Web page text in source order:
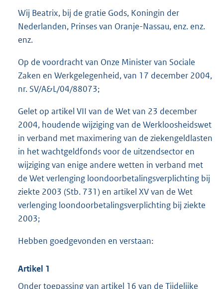
Wij Beatrix, bij de gratie Gods, Koningin der
Nederlanden, Prinses van Oranje-Nassau, enz. enz.
enz.
Op de voordracht van Onze Minister van Sociale
Zaken en Werkgelegenheid, van 17 december 2004,
nr. SV/A&L/04/88073;
Gelet op artikel VII van de Wet van 23 december
2004, houdende wijziging van de Werkloosheidswet
in verband met maximering van de ziekengeldlasten
in het wachtgeldfonds voor de uitzendsector en
wijziging van enige andere wetten in verband met
de Wet verlenging loondoorbetalingsverplichting bij
ziekte 2003 (Stb. 731) en artikel XV van de Wet
verlenging loondoorbetalingsverplichting bij ziekte
2003;
Hebben goedgevonden en verstaan:
Artikel 1
Onder toepassing van artikel 16 van de Tijdelijke